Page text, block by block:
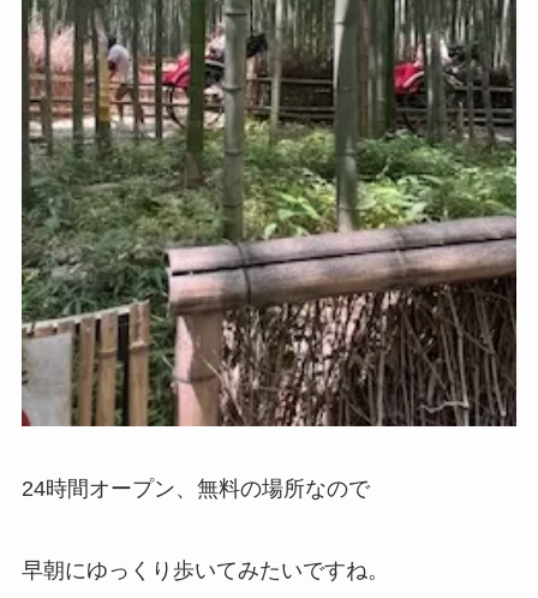
24時間オープン、無料の場所なので
早朝にゆっくり歩いてみたいですね。